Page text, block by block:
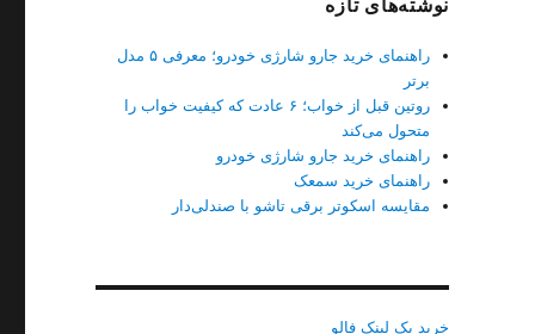
نوشته‌های تازه
راهنمای خرید جارو شارژی خودرو؛ معرفی ۵ مدل
برتر
روتین قبل از خواب؛ ۶ عادت که کیفیت خواب را
متحول می‌کند
راهنمای خرید جارو شارژی خودرو
راهنمای خرید سمعک
مقایسه اسکوتر برقی تاشو با صندلی‌دار
خرید بک لینک فالو